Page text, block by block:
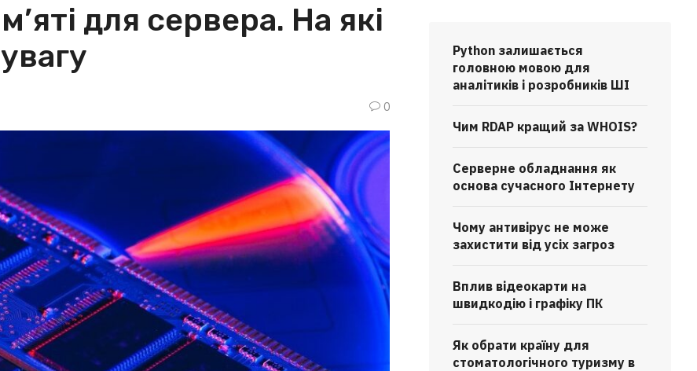
для сервера. На які
0
Python залишається
головною мовою для
аналітиків і розробників ШІ
Чим RDAP кращий за WHOIS?
Серверне обладнання як
основа сучасного Інтернету
Чому антивірус не може
захистити від усіх загроз
Вплив відеокарти на
швидкодію і графіку ПК
Як обрати країну для
стоматологічного туризму в